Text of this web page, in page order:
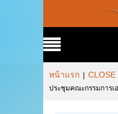
หน้าแรก CLOSE
ประชุมคณะกรรมการเ